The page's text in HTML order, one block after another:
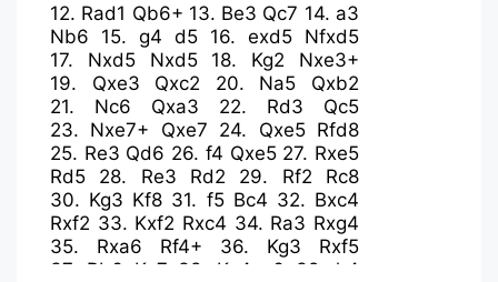
12. Rad1 Qb6+ 13. Be3 Qc7 14. a3
Nb6
15. g4 d5 16. exd5 Nfxd5
17. Nxd5 Nxd5 18. Kg2
Nxe3+
19. Qxe3 Qxc2 20. Na5
Qxb2
21. Nc6 Qxa3 22. Rd3
Qc5
23. Nxe7+ Qxe7 24. Qxe5 Rfd8
25. Re3 Qd6 26. f4 Qxe5 27. Rxe5
Rd5
28. Re3 Rd2 29. Rf2
Rc8
30. Kg3 Kf8 31. f5 Bc4 32. Bxc4
Rxf2 33. Kxf2 Rxc4 34. Ra3 Rxg4
35. Rxa6 Rf4+ 36. Kg3
Rxf5
37. Rb6 Ke7 38. Kg4 g6 39. h4